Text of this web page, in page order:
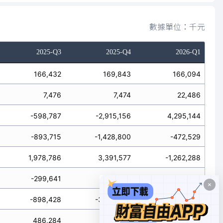
數據單位：千元
2025-Q3 2025-Q4 2026-Q1
166,432 169,843 166,094
7,476 7,474 22,486
-598,787 -2,915,156 4,295,144
-893,715 -1,428,800 -472,529
1,978,786 3,391,577 -1,262,288
-299,641 -586,051
-898,428 -3,501,207 4,068,888
486,284 -952,379 2,560,327